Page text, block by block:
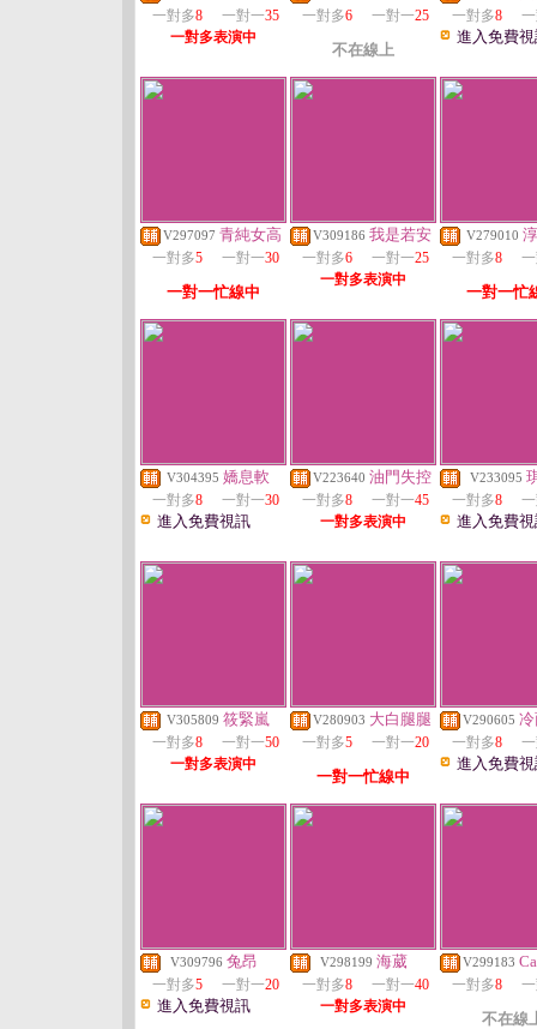
一對多8 一對一35
一對多表演中
一對多6 一對一25
不在線上
一對多8
進入免費
V297097 青純女高
一對多5 一對一30
一對一忙線中
V309186 我是若安
一對多6 一對一25
一對多表演中
V279010
一對多8
一對一忙
V304395 嬌息軟
一對多8 一對一30
進入免費視訊
V223640 油門失控
一對多8 一對一45
一對多表演中
V233095
一對多8
進入免費
V305809 筱緊嵐
一對多8 一對一50
一對多表演中
V280903 大白腿腿
一對多5 一對一20
一對一忙線中
V290605
一對多8
進入免費
V309796 兔昂
一對多5 一對一20
進入免費視訊
V298199 海葳
一對多8 一對一40
一對多表演中
V299183
一對多8
不在線